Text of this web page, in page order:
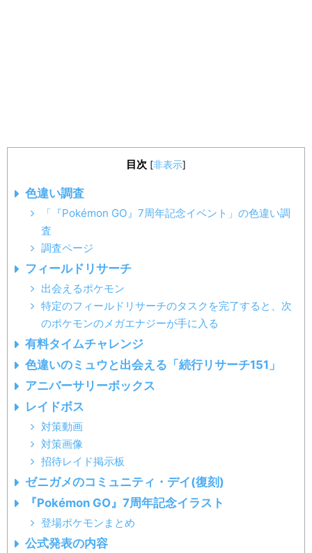
目次 [非表示]
色違い調査
「『Pokémon GO』7周年記念イベント」の色違い調
査
調査ページ
フィールドリサーチ
出会えるポケモン
特定のフィールドリサーチのタスクを完了すると、次
のポケモンのメガエナジーが手に入る
有料タイムチャレンジ
色違いのミュウと出会える「続行リサーチ151」
アニバーサリーボックス
レイドボス
対策動画
対策画像
招待レイド掲示板
ゼニガメのコミュニティ・デイ(復刻)
『Pokémon GO』7周年記念イラスト
登場ポケモンまとめ
公式発表の内容